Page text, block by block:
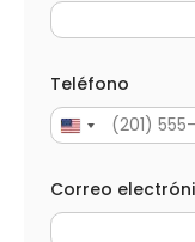
Teléfono
Correo